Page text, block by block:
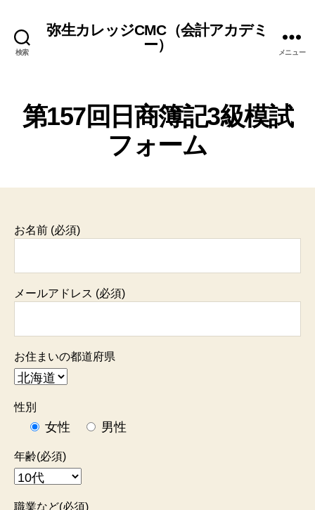
検索
弥生カレッジCMC（会計アカデミ
ー）
メニュー
第157回日商簿記3級模試
フォーム
お名前 (必須)
メールアドレス (必須)
お住まいの都道府県
性別
女性 男性
年齢(必須)
職業など(必須)